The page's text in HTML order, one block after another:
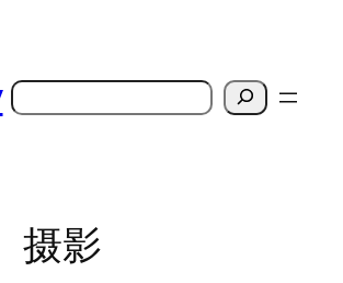
搜
摄影